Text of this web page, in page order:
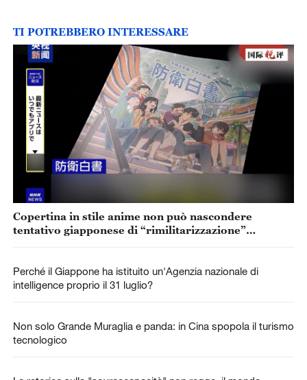
TI POTREBBERO INTERESSARE
Copertina in stile anime non può nascondere
tentativo giapponese di “rimilitarizzazione”
Perché il Giappone ha istituito un'Agenzia nazionale di
intelligence proprio il 31 luglio?
Non solo Grande Muraglia e panda: in Cina spopola il turismo
tecnologico